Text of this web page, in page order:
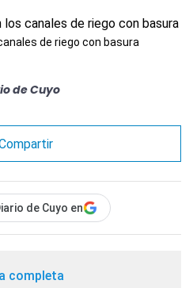
de riego con basura
de Cuyo
de Cuyo en
completa